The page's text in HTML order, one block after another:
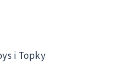
i Topky